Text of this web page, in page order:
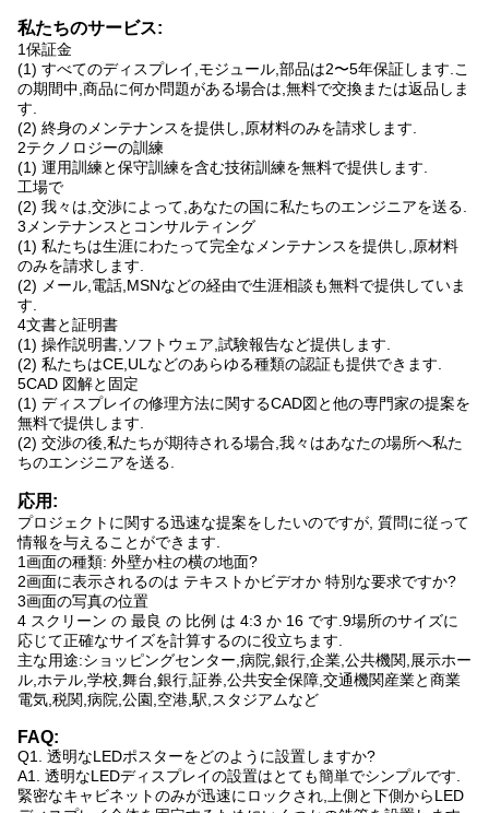
私たちのサービス:
1保証金
(1) すべてのディスプレイ,モジュール,部品は2〜5年保証します.こ
の期間中,商品に何か問題がある場合は,無料で交換または返品しま
す.
(2) 終身のメンテナンスを提供し,原材料のみを請求します.
2テクノロジーの訓練
(1) 運用訓練と保守訓練を含む技術訓練を無料で提供します.
工場で
(2) 我々は,交渉によって,あなたの国に私たちのエンジニアを送る.
3メンテナンスとコンサルティング
(1) 私たちは生涯にわたって完全なメンテナンスを提供し,原材料
のみを請求します.
(2) メール,電話,MSNなどの経由で生涯相談も無料で提供していま
す.
4文書と証明書
(1) 操作説明書,ソフトウェア,試験報告など提供します.
(2) 私たちはCE,ULなどのあらゆる種類の認証も提供できます.
5CAD 図解と固定
(1) ディスプレイの修理方法に関するCAD図と他の専門家の提案を
無料で提供します.
(2) 交渉の後,私たちが期待される場合,我々はあなたの場所へ私た
ちのエンジニアを送る.
応用:
プロジェクトに関する迅速な提案をしたいのですが, 質問に従って
情報を与えることができます.
1画面の種類: 外壁か柱の横の地面?
2画面に表示されるのは テキストかビデオか 特別な要求ですか?
3画面の写真の位置
4 スクリーン の 最良 の 比例 は 4:3 か 16 です.9場所のサイズに
応じて正確なサイズを計算するのに役立ちます.
主な用途:ショッピングセンター,病院,銀行,企業,公共機関,展示ホー
ル,ホテル,学校,舞台,銀行,証券,公共安全保障,交通機関産業と商業
電気,税関,病院,公園,空港,駅,スタジアムなど
FAQ:
Q1. 透明なLEDポスターをどのように設置しますか?
A1. 透明なLEDディスプレイの設置はとても簡単でシンプルです.
緊密なキャビネットのみが迅速にロックされ,上側と下側からLED